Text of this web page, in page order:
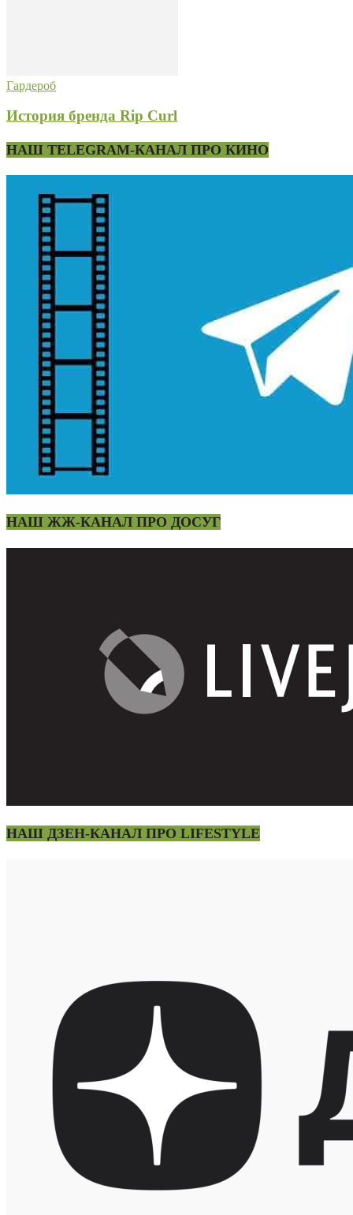
Гардероб
История бренда Rip Curl
НАШ TELEGRAM-КАНАЛ ПРО КИНО
НАШ ЖЖ-КАНАЛ ПРО ДОСУГ
НАШ ДЗЕН-КАНАЛ ПРО LIFESTYLE